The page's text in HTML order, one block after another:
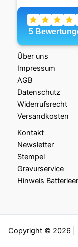
Über uns
Impressum
AGB
Datenschutz
Widerrufsrecht
Versandkosten
Kontakt
Newsletter
Stempel
Gravurservice
Hinweis
Copyright © 2026 |